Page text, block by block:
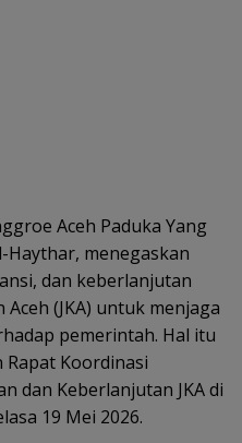
Aceh Paduka Yang
Haythar, menegaskan
dan keberlanjutan
(JKA) untuk menjaga
pemerintah. Hal itu
Koordinasi
dan Keberlanjutan JKA di
19 Mei 2026.